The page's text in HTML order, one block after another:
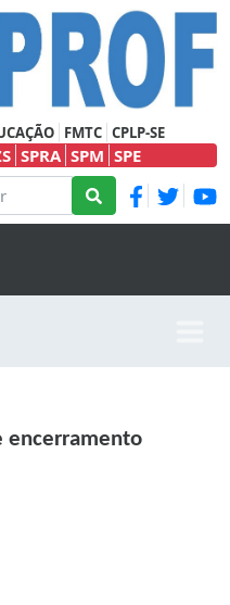
FMTC CPLP-SE
SPRA SPM SPE
encerramento